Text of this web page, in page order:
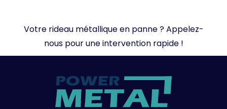
Votre rideau métallique en panne ? Appelez-
nous pour une intervention rapide !